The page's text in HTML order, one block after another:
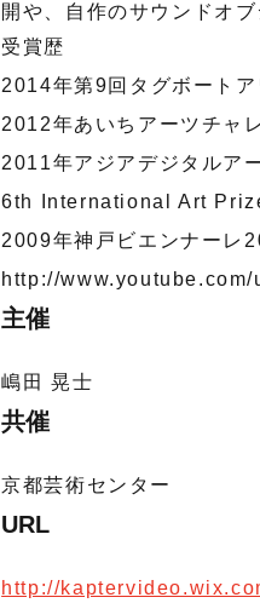
開や、自作のサウンドオ
受賞歴
2014年第9回タグボートア
2012年あいちアーツチャ
2011年アジアデジタルア
6th International Art
2009年神戸ビエンナーレ
http://
主催
嶋田 晃士
共催
京都芸術センター
URL
http://